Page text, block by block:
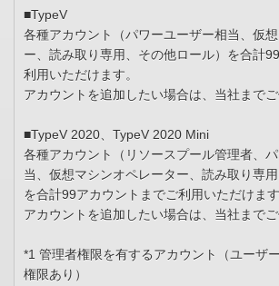
■TypeV
各種アカウント（パワーユーザー相当、仮
ー、読み取り専用、その他ロール）を合計
利用いただけます。
アカウントを追加したい場合は、当社までご
■TypeV 2020、TypeV 2020 Mini
各種アカウント（リソースプール管理者、
当、仮想マシンオペレーター、読み取り専用
を合計99アカウントまでご利用いただけます
アカウントを追加したい場合は、当社までご
*1 管理者権限を有するアカウント（ユーザ
権限あり）